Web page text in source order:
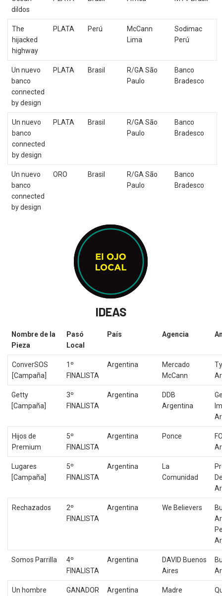
dildos
The
hijacked
highway
PLATA Perú
McCann
Lima
Sodimac
Perú
Un nuevo
banco
connected
by design
PLATA Brasil
R/GA São
Paulo
Banco
Bradesco
Un nuevo
banco
connected
by design
PLATA Brasil
R/GA São
Paulo
Banco
Bradesco
Un nuevo
banco
connected
by design
ORO Brasil
R/GA São
Paulo
Banco
Bradesco
IDEAS
Nombre de la
Pieza
Pasó
Local
País Agencia
ConverSOS
[Campaña]
1º
FINALISTA
Argentina
Mercado
McCann
Getty
[Campaña]
3º
FINALISTA
Argentina
DDB
Argentina
Hijos de
Premium
5º
FINALISTA
Argentina Ponce
Lugares
[Campaña]
5º
FINALISTA
Argentina
La
Comunidad
Rechazados
2º
FINALISTA
Argentina We Believers
Somos Parrilla
4º
FINALISTA
Argentina
DAVID Buenos
Aires
Un hombre
GANADOR Argentina Madre